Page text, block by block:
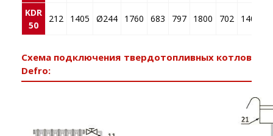
KDR
50
212 1405 Ø244 1760 683 797 1800 702 140
Схема подключения твердотопливных котлов
Defro: